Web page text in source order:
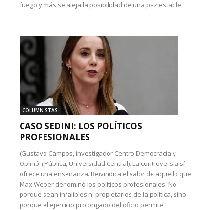
fuego y más se aleja la posibilidad de una paz estable.
COLUMNISTAS
CASO SEDINI: LOS POLÍTICOS
PROFESIONALES
(Gustavo Campos, investigador Centro Democracia y
Opinión Pública, Universidad Central): La controversia sí
ofrece una enseñanza. Reivindica el valor de aquello que
Max Weber denominó los políticos profesionales. No
porque sean infalibles ni propietarios de la política, sino
porque el ejercicio prolongado del oficio permite